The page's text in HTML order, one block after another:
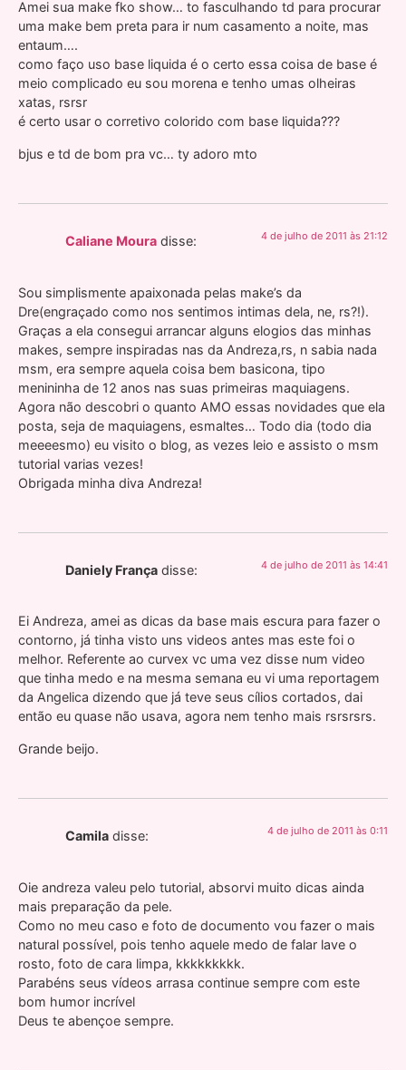
Amei sua make fko show… to fasculhando td para procurar
uma make bem preta para ir num casamento a noite, mas
entaum….
como faço uso base liquida é o certo essa coisa de base é
meio complicado eu sou morena e tenho umas olheiras
xatas, rsrsr
é certo usar o corretivo colorido com base liquida???
bjus e td de bom pra vc… ty adoro mto
Caliane Moura disse: 4 de julho de 2011 às 21:12
Sou simplismente apaixonada pelas make’s da
Dre(engraçado como nos sentimos intimas dela, ne, rs?!).
Graças a ela consegui arrancar alguns elogios das minhas
makes, sempre inspiradas nas da Andreza,rs, n sabia nada
msm, era sempre aquela coisa bem basicona, tipo
menininha de 12 anos nas suas primeiras maquiagens.
Agora não descobri o quanto AMO essas novidades que ela
posta, seja de maquiagens, esmaltes… Todo dia (todo dia
meeeesmo) eu visito o blog, as vezes leio e assisto o msm
tutorial varias vezes!
Obrigada minha diva Andreza!
Daniely França disse: 4 de julho de 2011 às 14:41
Ei Andreza, amei as dicas da base mais escura para fazer o
contorno, já tinha visto uns videos antes mas este foi o
melhor. Referente ao curvex vc uma vez disse num video
que tinha medo e na mesma semana eu vi uma reportagem
da Angelica dizendo que já teve seus cílios cortados, dai
então eu quase não usava, agora nem tenho mais rsrsrsrs.
Grande beijo.
Camila disse: 4 de julho de 2011 às 0:11
Oie andreza valeu pelo tutorial, absorvi muito dicas ainda
mais preparação da pele.
Como no meu caso e foto de documento vou fazer o mais
natural possível, pois tenho aquele medo de falar lave o
rosto, foto de cara limpa, kkkkkkkkk.
Parabéns seus vídeos arrasa continue sempre com este
bom humor incrível
Deus te abençoe sempre.